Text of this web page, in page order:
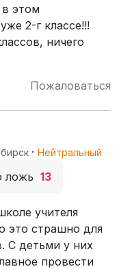
этом
2-г классе!!!
ничего
Пожаловаться
· Нейтральный
ложь 13
учителя
это страшно для
С детьми у них
провести